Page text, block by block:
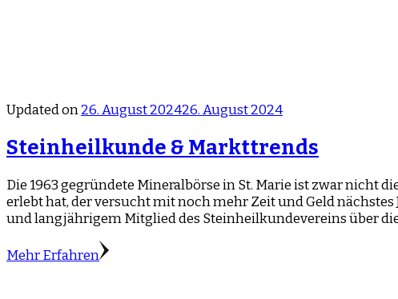
Updated on26. August 202426. August 2024
Steinheilkunde & Markttrends
Die 1963 gegründete Mineralbörse in St. Marie ist zwar nicht
erlebt hat, der versucht mit noch mehr Zeit und Geld
und langjährigem Mitglied des Steinheilkundevereins über
Mehr Erfahren